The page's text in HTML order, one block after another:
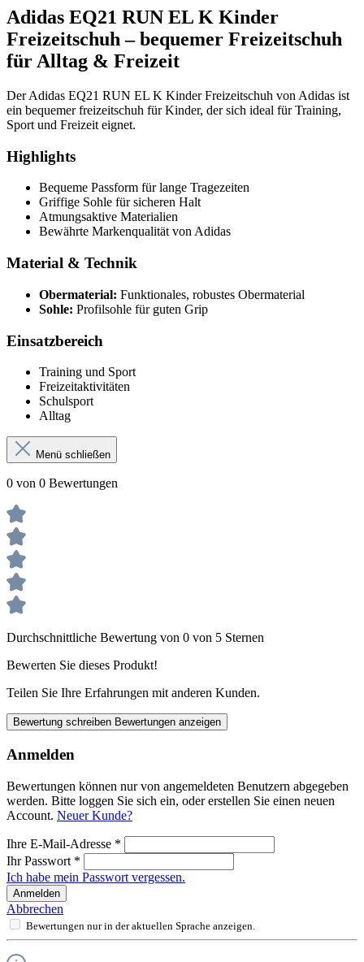
Adidas EQ21 RUN EL K Kinder
Freizeitschuh – bequemer Freizeitschuh
für Alltag & Freizeit
Der Adidas EQ21 RUN EL K Kinder Freizeitschuh von Adidas ist
ein bequemer freizeitschuh für Kinder, der sich ideal für Training,
Sport und Freizeit eignet.
Highlights
Bequeme Passform für lange Tragezeiten
Griffige Sohle für sicheren Halt
Atmungsaktive Materialien
Bewährte Markenqualität von Adidas
Material & Technik
Obermaterial: Funktionales, robustes Obermaterial
Sohle: Profilsohle für guten Grip
Einsatzbereich
Training und Sport
Freizeitaktivitäten
Schulsport
Alltag
Menü schließen
0 von 0 Bewertungen
Durchschnittliche Bewertung von 0 von 5 Sternen
Bewerten Sie dieses Produkt!
Teilen Sie Ihre Erfahrungen mit anderen Kunden.
Bewertung schreiben Bewertungen anzeigen
Anmelden
Bewertungen können nur von angemeldeten Benutzern abgegeben
werden. Bitte loggen Sie sich ein, oder erstellen Sie einen neuen
Account. Neuer Kunde?
Ihre E-Mail-Adresse *
Ihr Passwort *
Ich habe mein Passwort vergessen.
Anmelden
Abbrechen
Bewertungen nur in der aktuellen Sprache anzeigen.